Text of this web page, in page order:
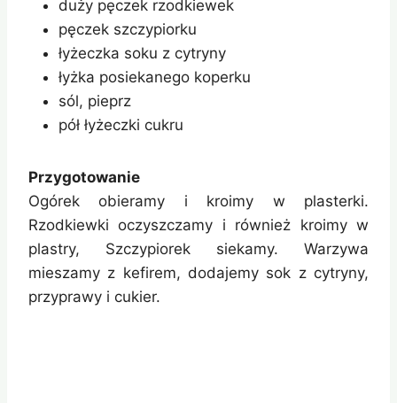
duży pęczek rzodkiewek
pęczek szczypiorku
łyżeczka soku z cytryny
łyżka posiekanego koperku
sól, pieprz
pół łyżeczki cukru
Przygotowanie
Ogórek obieramy i kroimy w plasterki.
Rzodkiewki oczyszczamy i również kroimy w
plastry, Szczypiorek siekamy. Warzywa
mieszamy z kefirem, dodajemy sok z cytryny,
przyprawy i cukier.